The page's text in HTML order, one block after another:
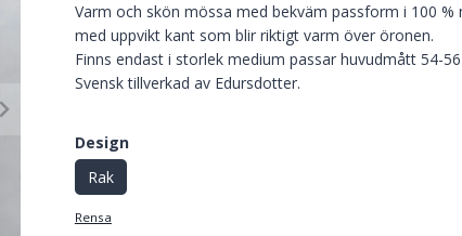
Varm och skön mössa med bekväm passform i 100 %
med uppvikt kant som blir riktigt varm över öronen.
Finns endast i storlek medium passar huvudmått 54-
Svensk tillverkad av Edursdotter.
Design
Rak
Rensa